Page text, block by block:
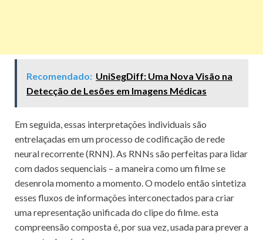
Recomendado: UniSegDiff: Uma Nova Visão na
Detecção de Lesões em Imagens Médicas
Em seguida, essas interpretações individuais são
entrelaçadas em um processo de codificação de rede
neural recorrente (RNN). As RNNs são perfeitas para lidar
com dados sequenciais – a maneira como um filme se
desenrola momento a momento. O modelo então sintetiza
esses fluxos de informações interconectados para criar
uma representação unificada do clipe do filme. esta
compreensão composta é, por sua vez, usada para prever a